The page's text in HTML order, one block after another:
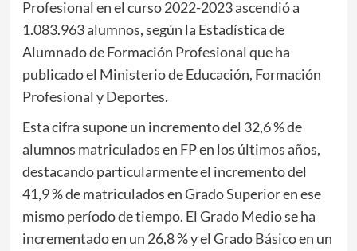
Profesional en el curso 2022-2023 ascendió a
1.083.963 alumnos, según la Estadística de
Alumnado de Formación Profesional que ha
publicado el Ministerio de Educación, Formación
Profesional y Deportes.
Esta cifra supone un incremento del 32,6 % de
alumnos matriculados en FP en los últimos años,
destacando particularmente el incremento del
41,9 % de matriculados en Grado Superior en ese
mismo período de tiempo. El Grado Medio se ha
incrementado en un 26,8 % y el Grado Básico en un